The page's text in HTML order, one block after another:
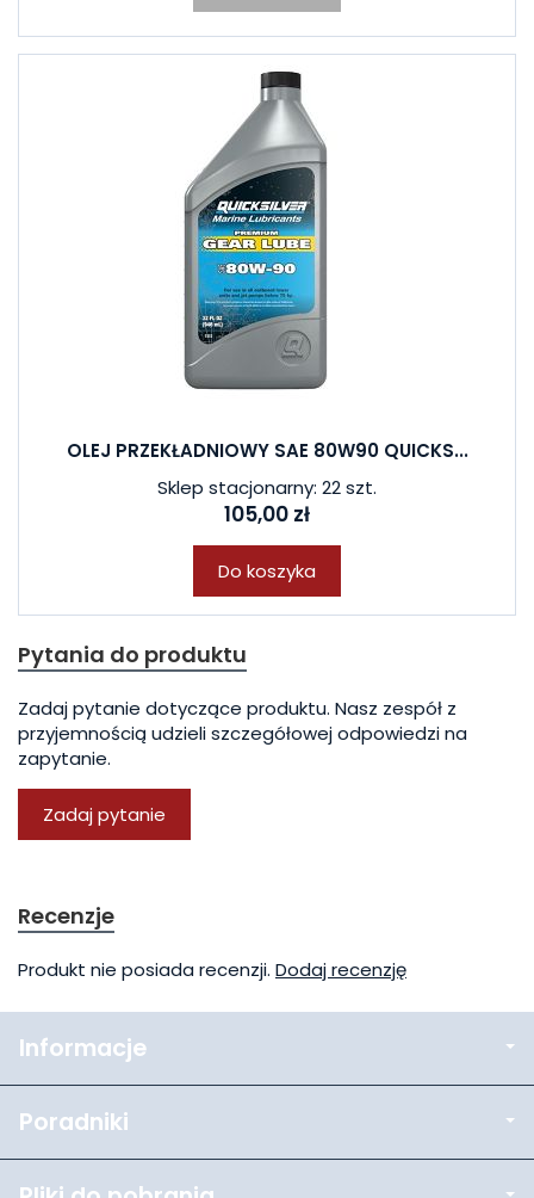
OLEJ PRZEKŁADNIOWY SAE 80W90 QUICKS...
Sklep stacjonarny: 22 szt.
105,00 zł
Do koszyka
Pytania do produktu
Zadaj pytanie dotyczące produktu. Nasz zespół z
przyjemnością udzieli szczegółowej odpowiedzi na
zapytanie.
Zadaj pytanie
Recenzje
Produkt nie posiada recenzji. Dodaj recenzję
Informacje
Poradniki